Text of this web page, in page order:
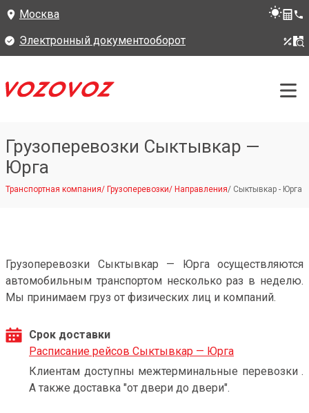
Москва
Электронный документооборот
Грузоперевозки Сыктывкар —
Юрга
Транспортная компания/ Грузоперевозки/ Направления/ Сыктывкар - Юрга
Грузоперевозки Сыктывкар — Юрга осуществляются
автомобильным транспортом несколько раз в неделю.
Мы принимаем груз от физических лиц и компаний.
Срок доставки
Расписание рейсов Сыктывкар — Юрга
Клиентам доступны межтерминальные перевозки .
А также доставка "от двери до двери".